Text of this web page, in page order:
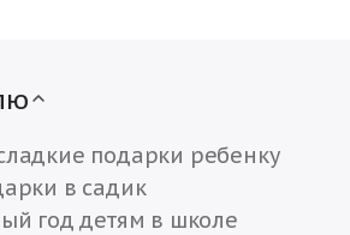
подарки ребенку
в садик
год детям в школе